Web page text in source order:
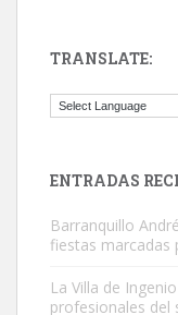
Este gato macho ha
TRANSLATE:
ENTRADAS
Barranquillo
fiestas marcadas
La Villa de
profesionales del